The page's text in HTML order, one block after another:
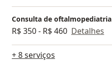
Consulta de oftalmopediatria
R$ 350 - R$ 460 Detalhes
+ 8 serviços